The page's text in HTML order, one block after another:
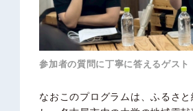
参加者の質問に丁寧に答えるゲスト
なおこのプログラムは、ふるさと